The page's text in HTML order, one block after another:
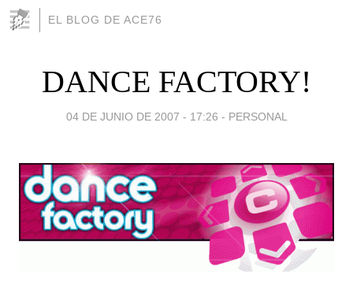
EL BLOG DE ACE76
DANCE FACTORY!
04 DE JUNIO DE 2007 - 17:26 - PERSONAL